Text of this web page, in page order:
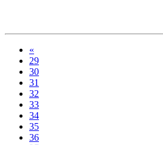
«
29
30
31
32
33
34
35
36